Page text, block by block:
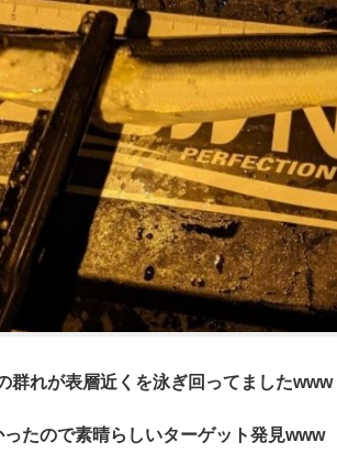
群れが表層近くを泳ぎ回ってましたwww
たので素晴らしいターゲット発見www